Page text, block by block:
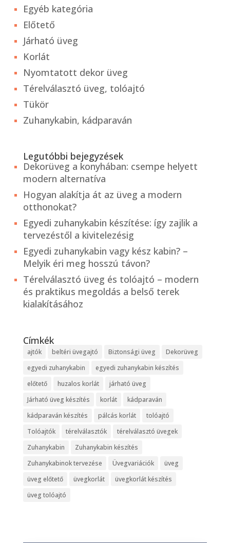
Egyéb kategória
Előtető
Járható üveg
Korlát
Nyomtatott dekor üveg
Térelválasztó üveg, tolóajtó
Tükör
Zuhanykabin, kádparaván
Legutóbbi bejegyzések
Dekorüveg a konyhában: csempe helyett
modern alternatíva
Hogyan alakítja át az üveg a modern
otthonokat?
Egyedi zuhanykabin készítése: így zajlik a
tervezéstől a kivitelezésig
Egyedi zuhanykabin vagy kész kabin? –
Melyik éri meg hosszú távon?
Térelválasztó üveg és tolóajtó – modern
és praktikus megoldás a belső terek
kialakításához
Címkék
ajtók beltéri üvegajtó Biztonsági üveg
Dekorüveg
egyedi zuhanykabin
egyedi zuhanykabin készítés
előtető
huzalos korlát
járható üveg
Járható üveg készítés
korlát
kádparaván
kádparaván készítés
pálcás korlát
tolóajtó
Tolóajtók
térelválasztók
térelválasztó üvegek
Zuhanykabin
Zuhanykabin készítés
Zuhanykabinok tervezése
Üvegvariációk
üveg
üveg előtető
üvegkorlát
üvegkorlát készítés
üveg tolóajtó